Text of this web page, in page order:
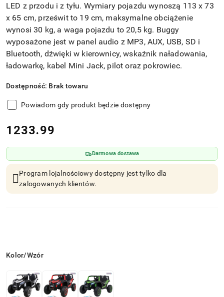
LED z przodu i z tyłu. Wymiary pojazdu wynoszą 113 x 73
x 65 cm, prześwit to 19 cm, maksymalne obciążenie
wynosi 30 kg, a waga pojazdu to 20,5 kg. Buggy
wyposażone jest w panel audio z MP3, AUX, USB, SD i
Bluetooth, dźwięki w kierownicy, wskaźnik naładowania,
ładowarkę, kabel Mini Jack, pilot oraz pokrowiec.
Dostępność: Brak towaru
Powiadom gdy produkt będzie dostępny
cena:
1233.99
Darmowa dostawa
Program lojalnościowy dostępny jest tylko dla
zalogowanych klientów.
Wariant
Kolor/Wzór